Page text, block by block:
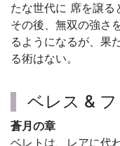
たな世代に 席を譲る
その後、無双の強さ
るようになるが、果
る術はない。
ベレス &
蒼月の章
ベレトは、レアに代